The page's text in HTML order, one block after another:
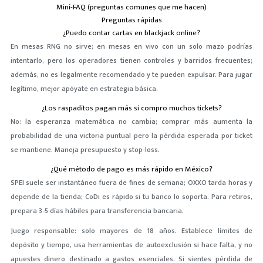
Mini-FAQ (preguntas comunes que me hacen)
Preguntas rápidas
¿Puedo contar cartas en blackjack online?
En mesas RNG no sirve; en mesas en vivo con un solo mazo podrías
intentarlo, pero los operadores tienen controles y barridos frecuentes;
además, no es legalmente recomendado y te pueden expulsar. Para jugar
legítimo, mejor apóyate en estrategia básica.
¿Los raspaditos pagan más si compro muchos tickets?
No: la esperanza matemática no cambia; comprar más aumenta la
probabilidad de una victoria puntual pero la pérdida esperada por ticket
se mantiene. Maneja presupuesto y stop-loss.
¿Qué método de pago es más rápido en México?
SPEI suele ser instantáneo fuera de fines de semana; OXXO tarda horas y
depende de la tienda; CoDi es rápido si tu banco lo soporta. Para retiros,
prepara 3-5 días hábiles para transferencia bancaria.
Juego responsable: solo mayores de 18 años. Establece límites de
depósito y tiempo, usa herramientas de autoexclusión si hace falta, y no
apuestes dinero destinado a gastos esenciales. Si sientes pérdida de